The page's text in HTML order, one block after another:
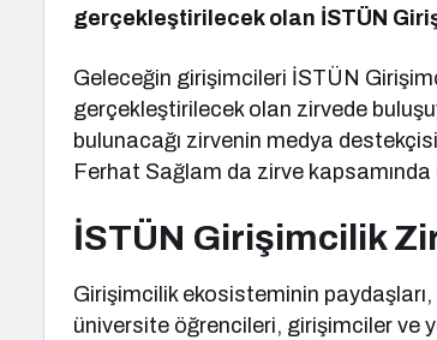
gerçekleştirilecek olan İSTÜN
Geleceğin girişimcileri İSTÜN
gerçekleştirilecek olan zirvede
bulunacağı zirvenin medya
Ferhat Sağlam da zirve
İSTÜN Girişimcilik
Girişimcilik ekosisteminin
üniversite öğrencileri, girişimciler ve